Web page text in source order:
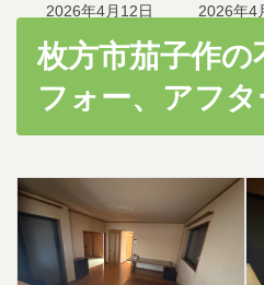
2026年4月12日
最
終
更
新
時
2026年4
枚方市茄子作の
フォー、アフタ